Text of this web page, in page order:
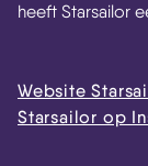
heeft Starsailor
Website
Starsailor op